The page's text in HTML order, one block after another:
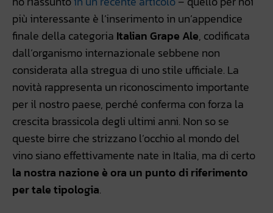
più interessante è l’inserimento in un’appendice
finale della categoria Italian Grape Ale, codificata
dall’organismo internazionale sebbene non
considerata alla stregua di uno stile ufficiale. La
novità rappresenta un riconoscimento importante
per il nostro paese, perché conferma con forza la
crescita brassicola degli ultimi anni. Non so se
queste birre che strizzano l’occhio al mondo del
vino siano effettivamente nate in Italia, ma di certo
la nostra nazione è ora un punto di riferimento
per tale tipologia.